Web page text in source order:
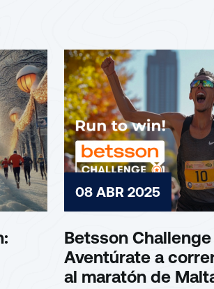
08 ABR 2025
Betsson
Aventúrate a
al maratón de